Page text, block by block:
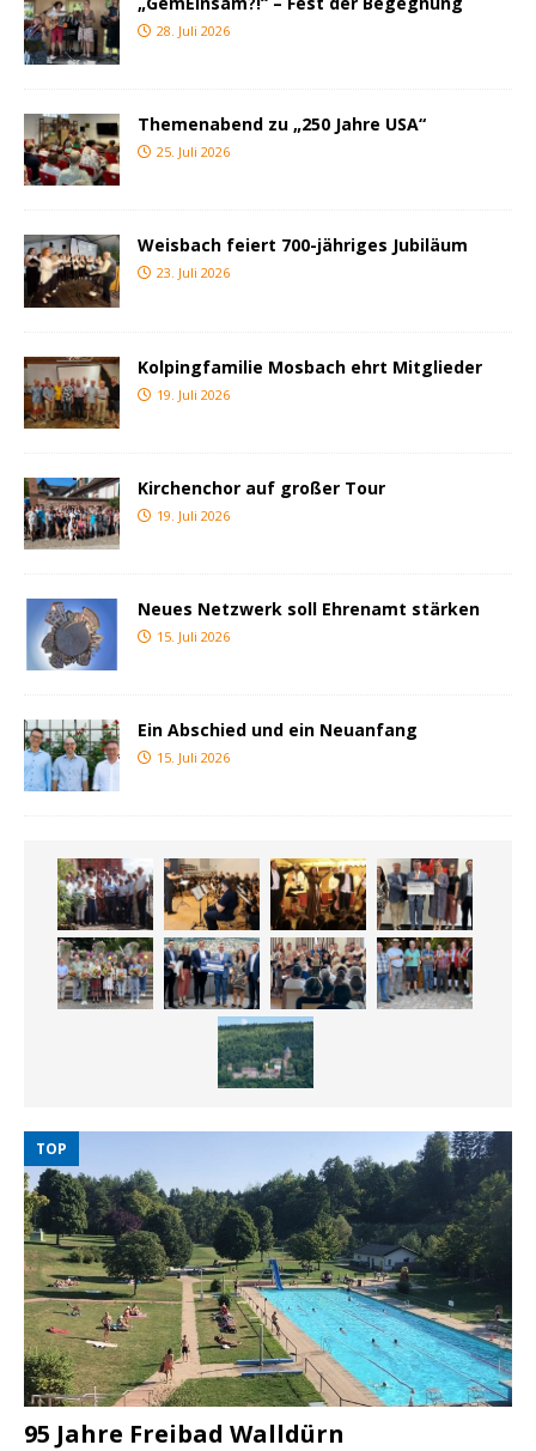
28. Juli 2026
Themenabend zu „250 Jahre USA“
25. Juli 2026
Weisbach feiert 700-jähriges Jubiläum
23. Juli 2026
Kolpingfamilie Mosbach ehrt Mitglieder
19. Juli 2026
Kirchenchor auf großer Tour
19. Juli 2026
Neues Netzwerk soll Ehrenamt stärken
15. Juli 2026
Ein Abschied und ein Neuanfang
15. Juli 2026
TOP
95 Jahre Freibad Walldürn